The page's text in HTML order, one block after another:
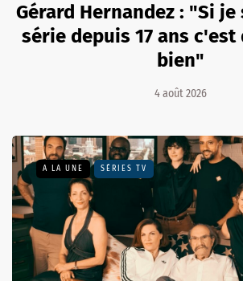
Gérard Hernandez : "Si
série depuis 17 ans
bien"
4 août 2026
A LA UNE SÉRIES TV